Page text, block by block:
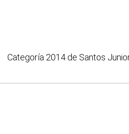
Categoría 2014 de Santos